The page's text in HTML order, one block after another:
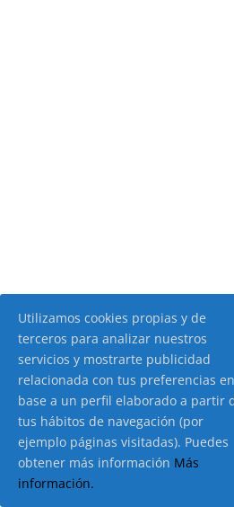
Utilizamos cookies propias y de
terceros para analizar nuestros
servicios y mostrarte publicidad
relacionada con tus preferencias en
base a un perfil elaborado a partir
tus hábitos de navegación (por
ejemplo páginas visitadas). Puedes
obtener más información Más
información.